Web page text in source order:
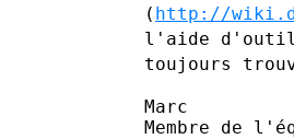
( http://
l'aide
toujours
Marc
Membre de